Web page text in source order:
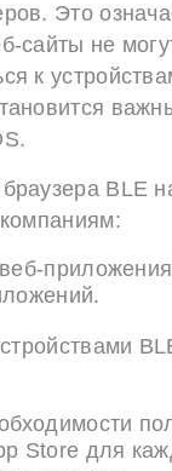
Это
сайты не
к
BLE
Store для